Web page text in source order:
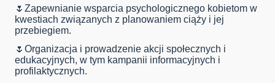
🌷Zapewnianie wsparcia psychologicznego kobietom w
kwestiach związanych z planowaniem ciąży i jej
przebiegiem.
🌷Organizacja i prowadzenie akcji społecznych i
edukacyjnych, w tym kampanii informacyjnych i
profilaktycznych.